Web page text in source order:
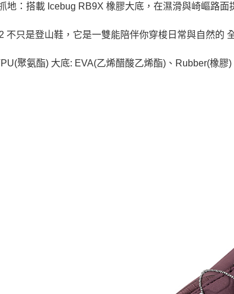
地：搭載 Icebug RB9X 橡膠大底，在濕滑與崎嶇路面
不只是登山鞋，它是一雙能陪伴你穿梭日常與自然的
聚氨酯) 大底: EVA(乙烯醋酸乙烯酯)、Rubber(橡膠)